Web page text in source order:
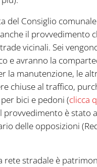
del Consiglio
il provvedimento
vicinali. Sei
e avranno la
la manutenzione, le
chiuse al traffico,
bici e pedoni (clicca
provvedimento è stato
delle opposizioni
rete stradale è